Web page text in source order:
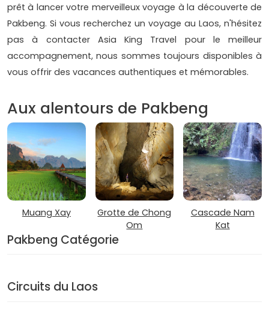
prêt à lancer votre merveilleux voyage à la découverte de
Pakbeng. Si vous recherchez un voyage au Laos, n'hésitez
pas à contacter Asia King Travel pour le meilleur
accompagnement, nous sommes toujours disponibles à
vous offrir des vacances authentiques et mémorables.
Aux alentours de Pakbeng
Muang Xay
Grotte de Chong
Om
Cascade Nam
Kat
Pakbeng Catégorie
Circuits du Laos